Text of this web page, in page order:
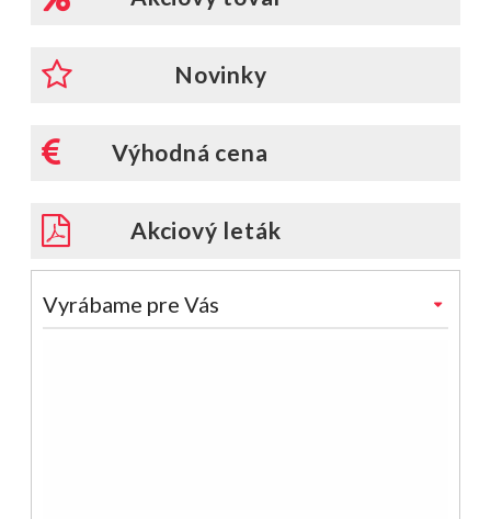
Novinky
Výhodná cena
Akciový leták
Vyrábame pre Vás